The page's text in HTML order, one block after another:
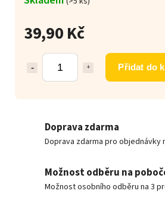
39,90 Kč
Přidat do
Doprava zdarma
Doprava zdarma pro objednávky
Možnost odběru na
Možnost osobního odběru na 3